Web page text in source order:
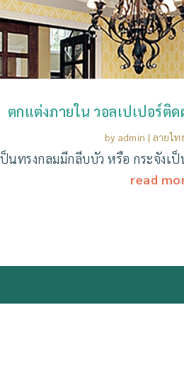
ตกแต่งภายใน วอลเปเปอร์ติ
by admin |ลายไ
นทรงกลมมีกลีบบัว หรือ กระจังเ
read